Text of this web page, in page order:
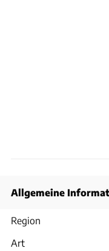
Allgemeine
Region
Art